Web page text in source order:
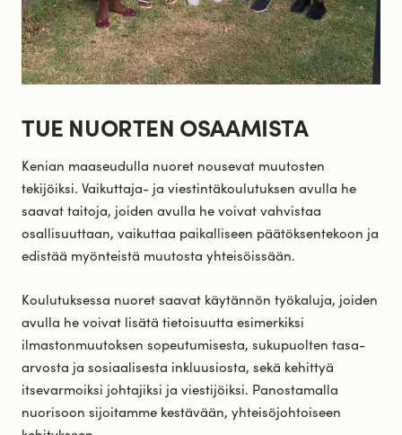
TUE NUORTEN OSAAMISTA
Kenian maaseudulla nuoret nousevat muutosten
tekijöiksi. Vaikuttaja- ja viestintäkoulutuksen avulla he
saavat taitoja, joiden avulla he voivat vahvistaa
osallisuuttaan, vaikuttaa paikalliseen päätöksentekoon ja
edistää myönteistä muutosta yhteisöissään.
Koulutuksessa nuoret saavat käytännön työkaluja, joiden
avulla he voivat lisätä tietoisuutta esimerkiksi
ilmastonmuutoksen sopeutumisesta, sukupuolten tasa-
arvosta ja sosiaalisesta inkluusiosta, sekä kehittyä
itsevarmoiksi johtajiksi ja viestijöiksi. Panostamalla
nuorisoon sijoitamme kestävään, yhteisöjohtoiseen